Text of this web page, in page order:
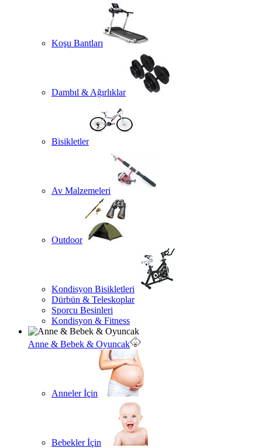
Koşu Bantları
Dambıl & Ağırlıklar
Bisikletler
Av Malzemeleri
Outdoor
Kondisyon Bisikletleri
Dürbün & Teleskoplar
Sporcu Besinleri
Kondisyon & Fitness
Anne & Bebek & Oyuncak
Anneler İçin
Bebekler İçin